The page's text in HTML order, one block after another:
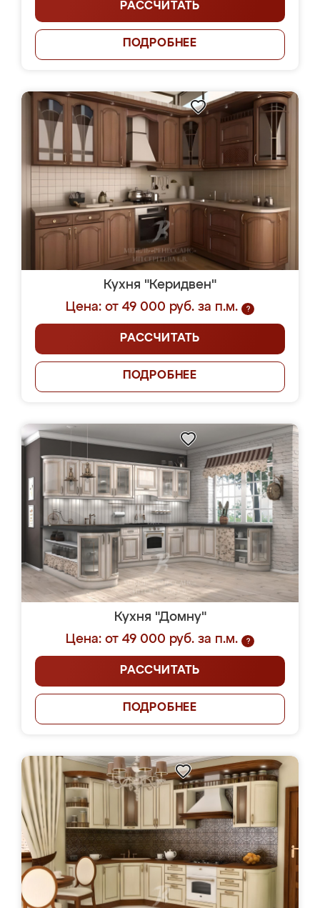
РАССЧИТАТЬ
ПОДРОБНЕЕ
Кухня "Керидвен"
Цена: от 49 000 руб. за п.м.
?
РАССЧИТАТЬ
ПОДРОБНЕЕ
Кухня "Домну"
Цена: от 49 000 руб. за п.м.
?
РАССЧИТАТЬ
ПОДРОБНЕЕ